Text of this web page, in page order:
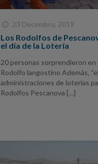
23 Decembro, 2019
Los Rodolfos de
el día de la Lotería
20 personas sorprendieron
Rodolfo langostino Además,
administraciones de loterías
Rodolfos Pescanova […]